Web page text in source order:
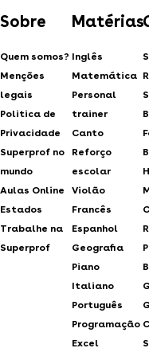
Sobre
Quem somos?
Menções
legais
Politica de
Privacidade
Superprof no
mundo
Aulas Online
Estados
Trabalhe na
Superprof
Matérias
Inglês
Matemática
Personal
trainer
Canto
Reforço
escolar
Violão
Francês
Espanhol
Geografia
Piano
Italiano
Português
Programação
Excel